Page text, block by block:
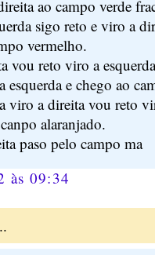
ao campo verde
sigo reto e viro a
vermelho.
vou reto viro a
e chego ao
viro a direita vou reto
alaranjado.
paso pelo campo ma
às 09:34